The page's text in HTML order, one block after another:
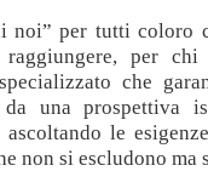
per tutti coloro
per
che
da una prospettiva
le
non si escludono ma